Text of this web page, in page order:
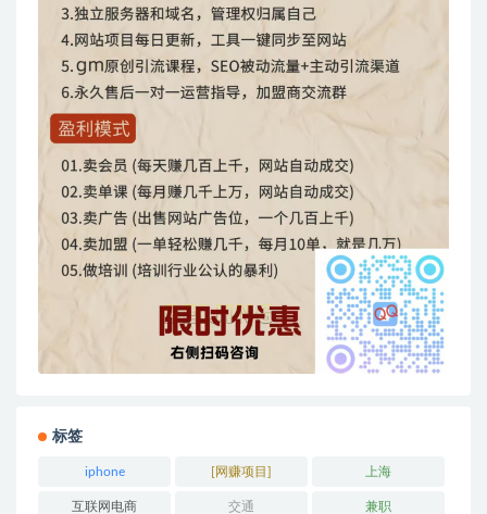
标签
iphone [网赚项目] 上海
互联网电商 交通 兼职